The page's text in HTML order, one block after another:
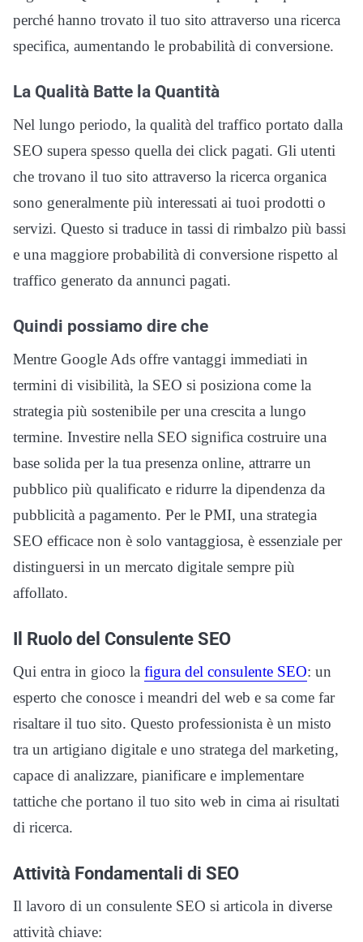
perché hanno trovato il tuo sito attraverso una ricerca
specifica, aumentando le probabilità di conversione.
La Qualità Batte la Quantità
Nel lungo periodo, la qualità del traffico portato dalla
SEO supera spesso quella dei click pagati. Gli utenti
che trovano il tuo sito attraverso la ricerca organica
sono generalmente più interessati ai tuoi prodotti o
servizi. Questo si traduce in tassi di rimbalzo più bassi
e una maggiore probabilità di conversione rispetto al
traffico generato da annunci pagati.
Quindi possiamo dire che
Mentre Google Ads offre vantaggi immediati in
termini di visibilità, la SEO si posiziona come la
strategia più sostenibile per una crescita a lungo
termine. Investire nella SEO significa costruire una
base solida per la tua presenza online, attrarre un
pubblico più qualificato e ridurre la dipendenza da
pubblicità a pagamento. Per le PMI, una strategia
SEO efficace non è solo vantaggiosa, è essenziale per
distinguersi in un mercato digitale sempre più
affollato.
Il Ruolo del Consulente SEO
Qui entra in gioco la figura del consulente SEO: un
esperto che conosce i meandri del web e sa come far
risaltare il tuo sito. Questo professionista è un misto
tra un artigiano digitale e uno stratega del marketing,
capace di analizzare, pianificare e implementare
tattiche che portano il tuo sito web in cima ai risultati
di ricerca.
Attività Fondamentali di SEO
Il lavoro di un consulente SEO si articola in diverse
attività chiave: